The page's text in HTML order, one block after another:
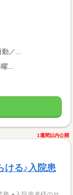
／...
...
1週間以内公開
ける♪入院患